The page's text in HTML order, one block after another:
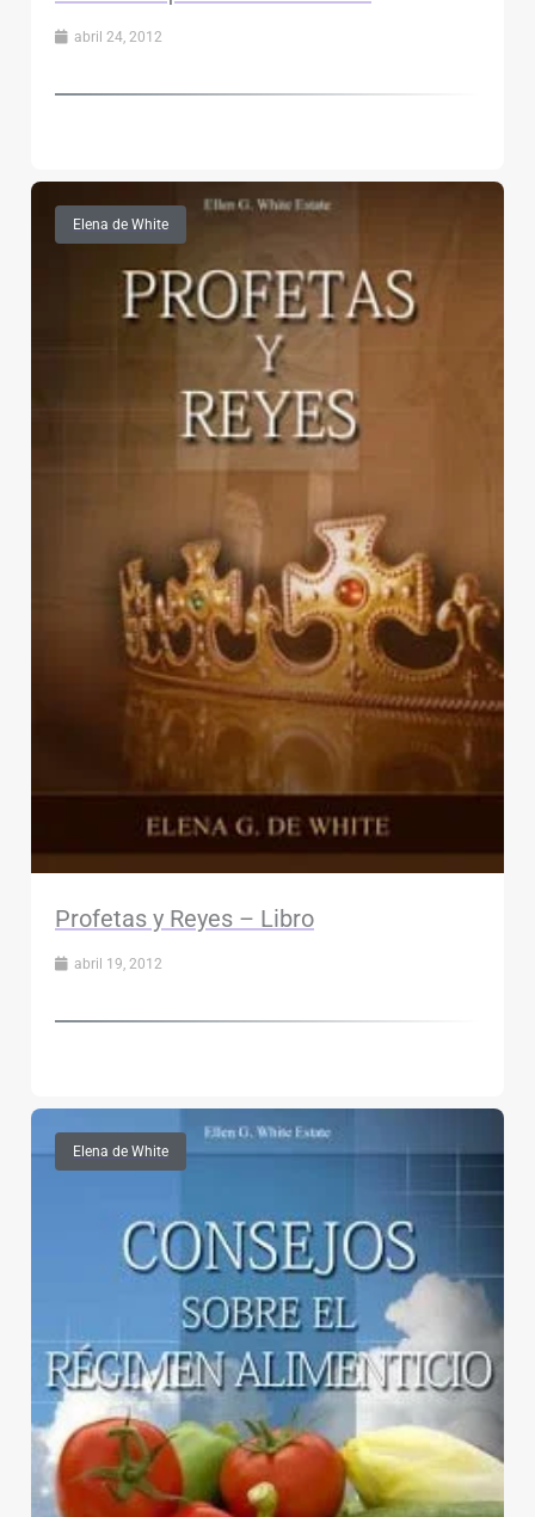
abril 24, 2012
Elena de White
Profetas y Reyes – Libro
abril 19, 2012
Elena de White